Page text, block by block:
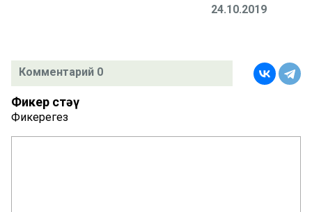
24.10.2019
Комментарий 0
Фикер өстәү
Фикерегез